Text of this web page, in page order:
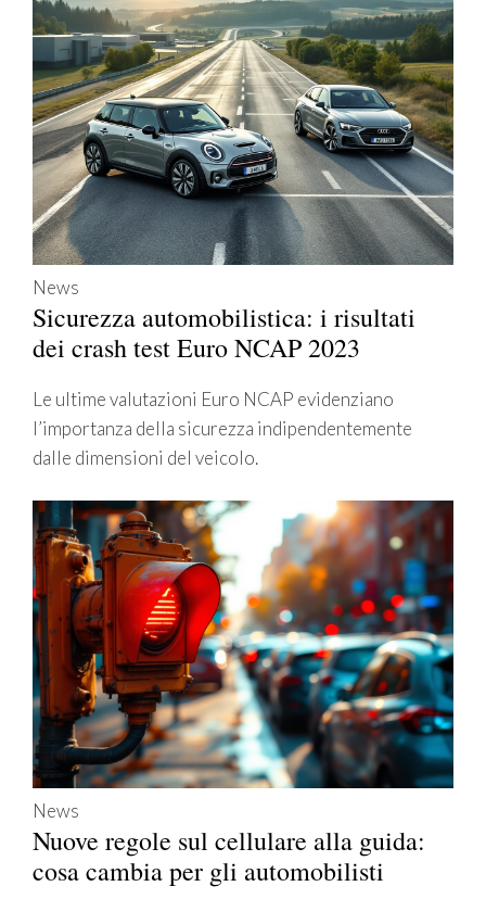
News
Sicurezza automobilistica: i risultati
dei crash test Euro NCAP 2023
Le ultime valutazioni Euro NCAP evidenziano
l’importanza della sicurezza indipendentemente
dalle dimensioni del veicolo.
News
Nuove regole sul cellulare alla guida:
cosa cambia per gli automobilisti